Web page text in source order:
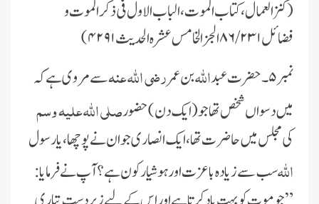
(کنزالعمال ، کتاب الموت ، الباب الاول فی ذکر الموت و
فضائل ۸۶/۲۳۱ الجز الخامس عشرہ الحدیث ۴۲۹۱)
نمبر۵۔ حضرت عبد
اللہبن عمررضی اللہ عنہسے مروی ہے کہ
میں دسواں شخص تھا جو (ایک دن) حضورصلی اللہ علیہ وسم
کی مجلس میں حاضر ت تھا، ایک انصاری جوان نے پوچھا، یارسول
اللہسب سے زیادہ باعزت اور ہوشیار کون ہے ؟ آپ نے فرمایا :